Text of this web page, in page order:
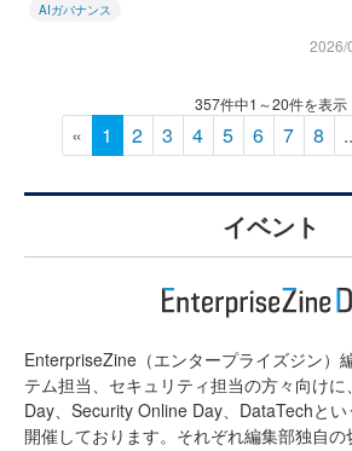
AIガバナンス
2026/
357件中1～20件を表示
« 1 2 3 4 5 6 7 8
イベント
EnterpriseZine（エンタープライズジン）
テム担当、セキュリティ担当の方々向け
Day、Security Online Day、DataTechと
開催しております。それぞれ編集部独自